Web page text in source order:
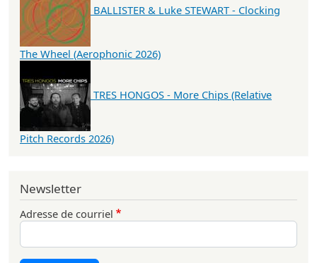
BALLISTER & Luke STEWART - Clocking
The Wheel (Aerophonic 2026)
TRES HONGOS - More Chips (Relative
Pitch Records 2026)
Newsletter
Adresse de courriel